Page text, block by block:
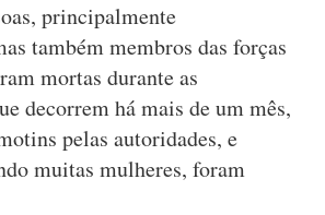
principalmente
também membros das forças
mortas durante as
decorrem há mais de um mês,
pelas autoridades, e
muitas mulheres, foram